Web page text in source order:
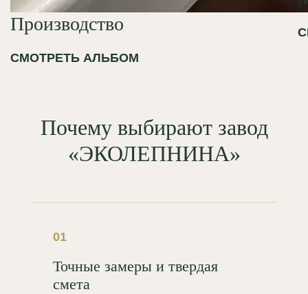
Производство
СМОТРЕТЬ АЛЬБОМ
Почему выбирают завод
«ЭКОЛЕПНИНА»
01
Точные замеры и твердая
смета